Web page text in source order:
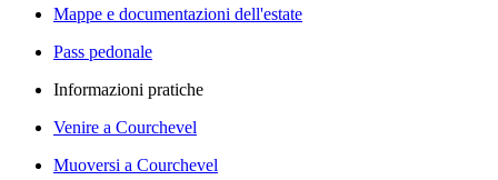
Mappe e documentazioni dell'estate
Pass pedonale
Informazioni pratiche
Venire a Courchevel
Muoversi a Courchevel